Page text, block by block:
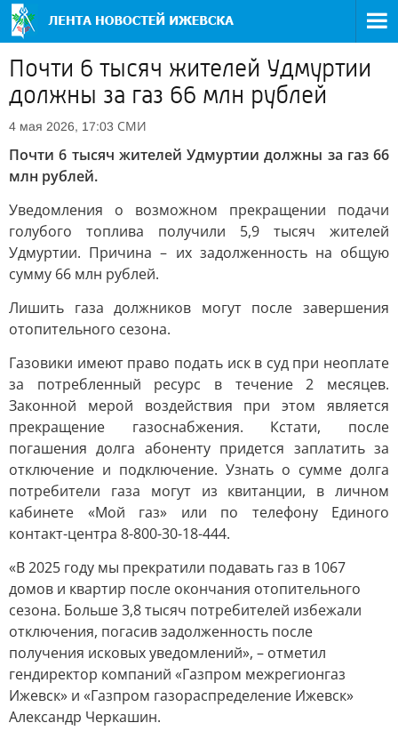
Почти 6 тысяч жителей Удмуртии
должны за газ 66 млн рублей
4 мая 2026, 17:03 СМИ
Почти 6 тысяч жителей Удмуртии должны за газ 66
млн рублей.
Уведомления о возможном прекращении подачи
голубого топлива получили 5,9 тысяч жителей
Удмуртии. Причина – их задолженность на общую
сумму 66 млн рублей.
Лишить газа должников могут после завершения
отопительного сезона.
Газовики имеют право подать иск в суд при неоплате
за потребленный ресурс в течение 2 месяцев.
Законной мерой воздействия при этом является
прекращение газоснабжения. Кстати, после
погашения долга абоненту придется заплатить за
отключение и подключение. Узнать о сумме долга
потребители газа могут из квитанции, в личном
кабинете «Мой газ» или по телефону Единого
контакт-центра 8-800-30-18-444.
«В 2025 году мы прекратили подавать газ в 1067
домов и квартир после окончания отопительного
сезона. Больше 3,8 тысяч потребителей избежали
отключения, погасив задолженность после
получения исковых уведомлений», – отметил
гендиректор компаний «Газпром межрегионгаз
Ижевск» и «Газпром газораспределение Ижевск»
Александр Черкашин.